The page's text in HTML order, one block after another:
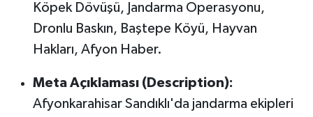
Köpek Dövüşü, Jandarma Operasyonu,
Dronlu Baskın, Baştepe Köyü, Hayvan
Hakları, Afyon Haber.
Meta Açıklaması (Description):
Afyonkarahisar Sandıklı'da jandarma ekipleri